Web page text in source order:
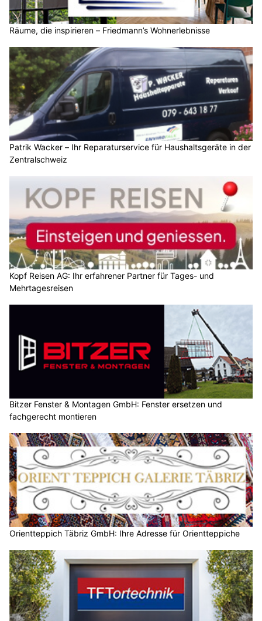
Räume, die inspirieren – Friedmann’s Wohnerlebnisse
Patrik Wacker – Ihr Reparaturservice für Haushaltsgeräte in der
Zentralschweiz
Kopf Reisen AG: Ihr erfahrener Partner für Tages- und
Mehrtagesreisen
Bitzer Fenster & Montagen GmbH: Fenster ersetzen und
fachgerecht montieren
Orientteppich Täbriz GmbH: Ihre Adresse für Orientteppiche